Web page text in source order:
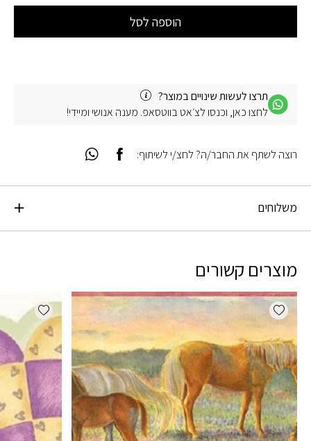
הוספה לסל
תרצו לעשות שינויים במוצר?
לחצו כאן, וכנסו לצ׳אט בווטסאפ. מענה אנושי ומיידי!
משלוחים
רוצה לשתף את החבר/ה? לחצ/י לשיתוף:
מוצרים קשורים
Add wishlist
wishlist